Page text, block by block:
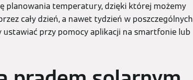
planowania temperatury, dzięki której możemy
cały dzień, a nawet tydzień w poszczególnych
przy pomocy aplikacji na smartfonie lub